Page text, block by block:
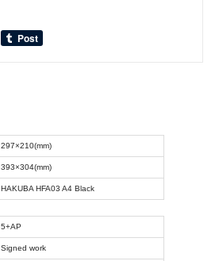
297×210(mm)
393×304(mm)
HAKUBA HFA03 A4 Black
5+AP
Signed work